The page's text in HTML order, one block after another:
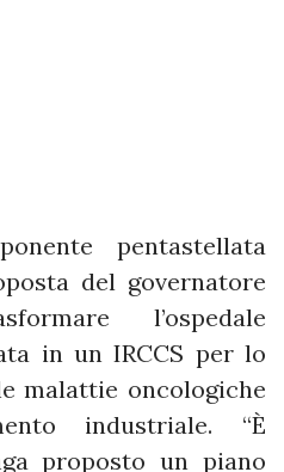
pentastellata
del governatore
l’ospedale
in un IRCCS per lo
malattie oncologiche
industriale. “È
proposto un piano